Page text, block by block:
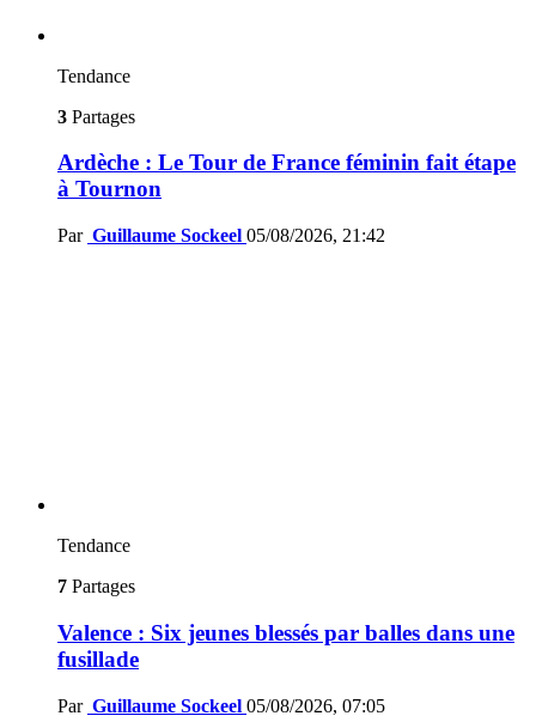
Tendance
3 Partages
Ardèche : Le Tour de France féminin fait étape
à Tournon
Par Guillaume Sockeel 05/08/2026, 21:42
Tendance
7 Partages
Valence : Six jeunes blessés par balles dans une
fusillade
Par Guillaume Sockeel 05/08/2026, 07:05